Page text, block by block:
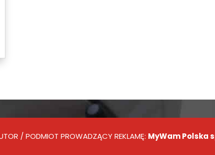
/ PODMIOT PROWADZĄCY REKLAMĘ: MyWam Polska